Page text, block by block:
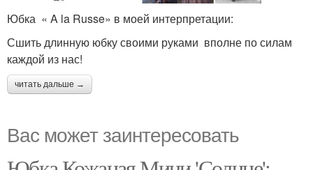
Юбка « A la Russe» в моей интерпретации:
Сшить длинную юбку своими руками вполне по силам
каждой из нас!
читать дальше →
Вас может заинтересовать